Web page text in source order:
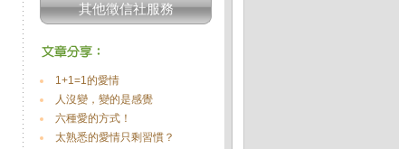
其他徵信社服務
1+1=1的愛情
人沒變，變的是感覺
六種愛的方式！
太熟悉的愛情只剩習慣？